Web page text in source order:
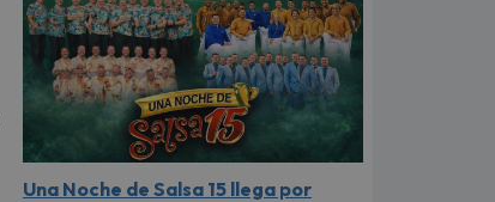
Una Noche de Salsa 15 llega por